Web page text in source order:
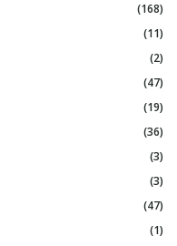
(168)
(11)
(2)
(47)
(19)
(36)
(3)
(3)
(47)
(1)